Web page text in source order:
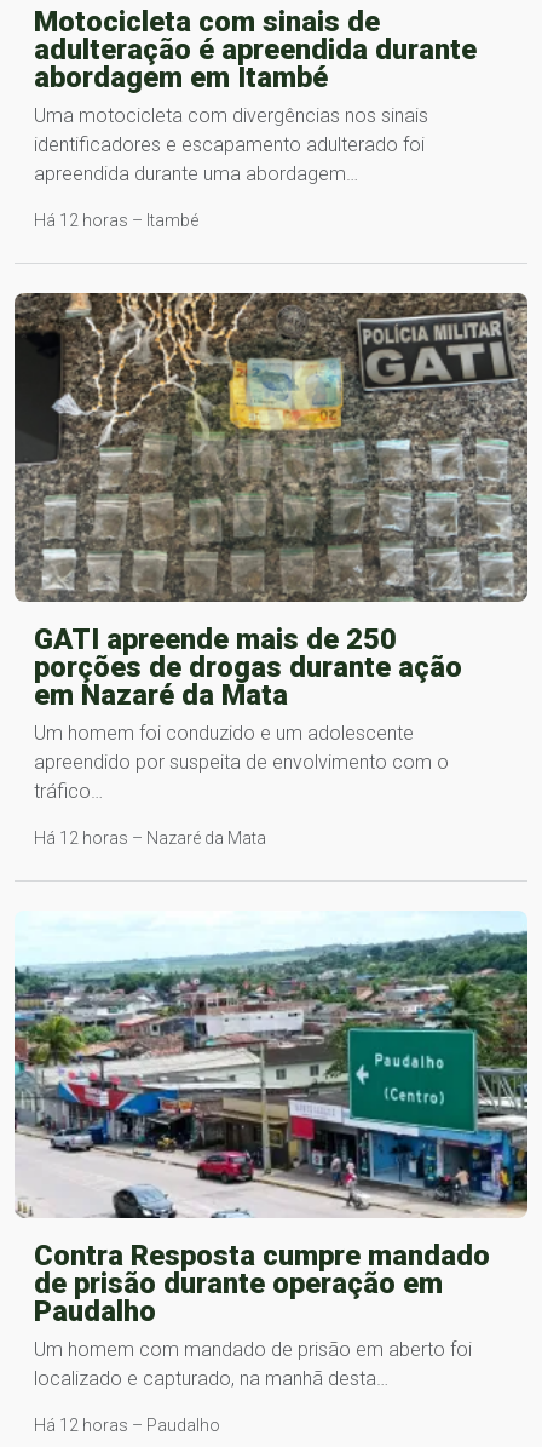
Motocicleta com sinais de
adulteração é apreendida durante
abordagem em Itambé
Uma motocicleta com divergências nos sinais
identificadores e escapamento adulterado foi
apreendida durante uma abordagem…
Há 12 horas – Itambé
GATI apreende mais de 250
porções de drogas durante ação
em Nazaré da Mata
Um homem foi conduzido e um adolescente
apreendido por suspeita de envolvimento com o
tráfico…
Há 12 horas – Nazaré da Mata
Contra Resposta cumpre mandado
de prisão durante operação em
Paudalho
Um homem com mandado de prisão em aberto foi
localizado e capturado, na manhã desta…
Há 12 horas – Paudalho